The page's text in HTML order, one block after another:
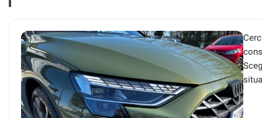
le
tue
scelte
in
qualsiasi
momento.